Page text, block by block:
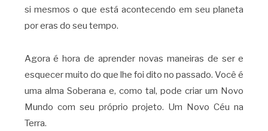
si mesmos o que está acontecendo em seu planeta
por eras do seu tempo.
Agora é hora de aprender novas maneiras de ser e
esquecer muito do que lhe foi dito no passado. Você é
uma alma Soberana e, como tal, pode criar um Novo
Mundo com seu próprio projeto. Um Novo Céu na
Terra.